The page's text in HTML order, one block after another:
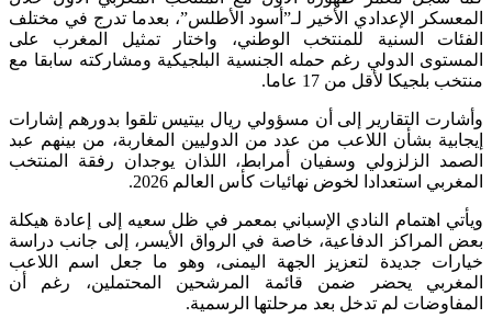
المعسكر الإعدادي الأخير لـ”أسود الأطلس”، بعدما تدرج في مختلف
الفئات السنية للمنتخب الوطني، واختار تمثيل المغرب على
المستوى الدولي رغم حمله الجنسية البلجيكية ومشاركته سابقا مع
منتخب بلجيكا لأقل من 17 عاما.
وأشارت التقارير إلى أن مسؤولي ريال بيتيس تلقوا بدورهم إشارات
إيجابية بشأن اللاعب من عدد من الدوليين المغاربة، من بينهم عبد
الصمد الزلزولي وسفيان أمرابط، اللذان يوجدان رفقة المنتخب
المغربي استعدادا لخوض نهائيات كأس العالم 2026.
ويأتي اهتمام النادي الإسباني بمعمر في ظل سعيه إلى إعادة هيكلة
بعض المراكز الدفاعية، خاصة في الرواق الأيسر، إلى جانب دراسة
خيارات جديدة لتعزيز الجهة اليمنى، وهو ما جعل اسم اللاعب
المغربي يحضر ضمن قائمة المرشحين المحتملين، رغم أن
المفاوضات لم تدخل بعد مرحلتها الرسمية.